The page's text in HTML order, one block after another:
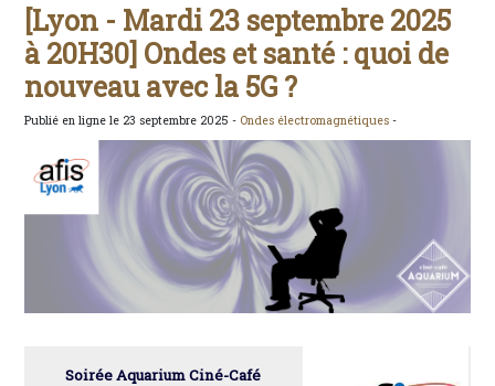
[Lyon - Mardi 23 septembre 2025
à 20H30] Ondes et santé : quoi de
nouveau avec la 5G ?
Publié en ligne le 23 septembre 2025 - Ondes électromagnétiques -
Soirée Aquarium Ciné-Café